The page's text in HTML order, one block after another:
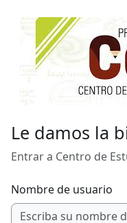
Le damos la
Entrar a Centro de
Nombre de usuario